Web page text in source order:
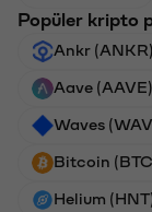
Popüler kripto
Ankr (ANKR)
Aave (AAVE)
Waves
Bitcoin
Helium